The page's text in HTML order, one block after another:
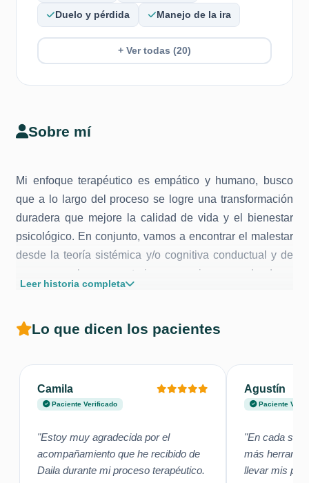
Sobre mí
Mi enfoque terapéutico es empático y humano, busco
que a lo largo del proceso se logre una transformación
duradera que mejore la calidad de vida y el bienestar
psicológico. En conjunto, vamos a encontrar el malestar
desde la teoría sistémica y/o cognitiva conductual y de
esa manera lograr construir un espacio seguro donde se
desarrollen herramientas para enfrentar los problemas
fallos en tus dinámicas y remediarlas para que de esa
Leer historia completa
Lo que dicen los pacientes
Camila
Paciente Verificado
"Estoy muy agradecida por el
acompañamiento que he recibido de
Daila durante mi proceso terapéutico.
Agustín
Paciente
"En cada
más
llevar mis
Duelo y pérdida Manejo de la ira
+ Ver todas (20)